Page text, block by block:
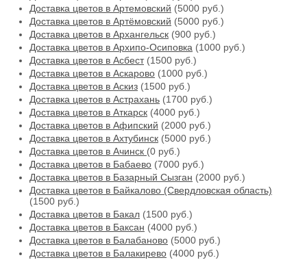
Доставка цветов в Артемовский (5000 руб.)
Доставка цветов в Артёмовский (5000 руб.)
Доставка цветов в Архангельск (900 руб.)
Доставка цветов в Архипо-Осиповка (1000 руб.)
Доставка цветов в Асбест(1500 руб.)
Доставка цветов в Аскарово (1000 руб.)
Доставка цветов в Аскиз (1500 руб.)
Доставка цветов в Астрахань (1700 руб.)
Доставка цветов в Аткарск (4000 руб.)
Доставка цветов в Афипский (2000 руб.)
Доставка цветов в Ахтубинск (5000 руб.)
Доставка цветов в Ачинск (0 руб.)
Доставка цветов в Бабаево (7000 руб.)
Доставка цветов в Базарный Сызган (2000 руб.)
Доставка цветов в Байкалово (Свердловская область)
(1500 руб.)
Доставка цветов в Бакал (1500 руб.)
Доставка цветов в Баксан (4000 руб.)
Доставка цветов в Балабаново (5000 руб.)
Доставка цветов в Балакирево (4000 руб.)